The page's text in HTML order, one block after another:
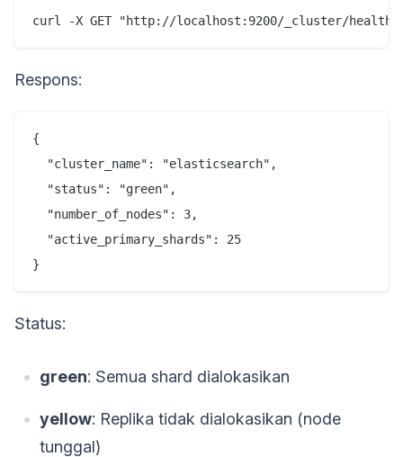
Respons:
{
  "cluster_name": "elasticsearch",
  "status": "green",
  "number_of_nodes": 3,
  "active_primary_shards": 25
Status:
green: Semua shard dialokasikan
yellow: Replika tidak dialokasikan (node
tunggal)